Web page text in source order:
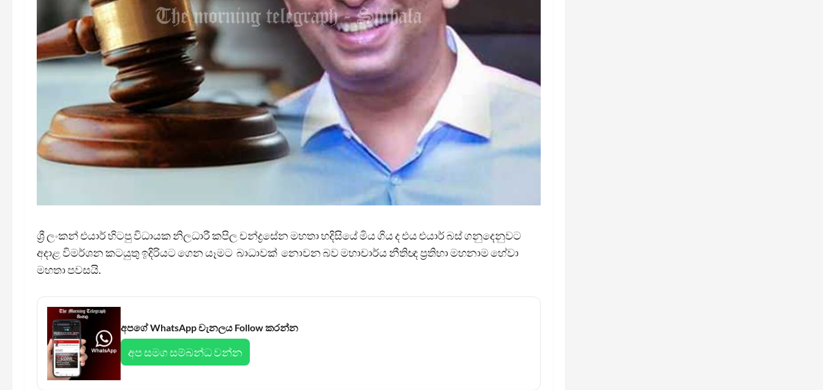
ශ්‍රී ලංකන් එයාර් හිටපු විධායක නිලධාරී කපිල චන්ද්‍රසේන මහතා හදිසියේ මිය ගිය ද එය එයාර් බස් ගනුදෙනුවට
අදාළ විමර්ශන කටයුතු ඉදිරියට ගෙන යෑමට බාධාවක් නොවන බව මහාචාර්ය නීතිඥ ප්‍රතිභා මහනාම හේවා
මහතා පවසයි.
අපගේ WhatsApp චැනලය Follow කරන්න
අප සමග සම්බන්ධ වන්න